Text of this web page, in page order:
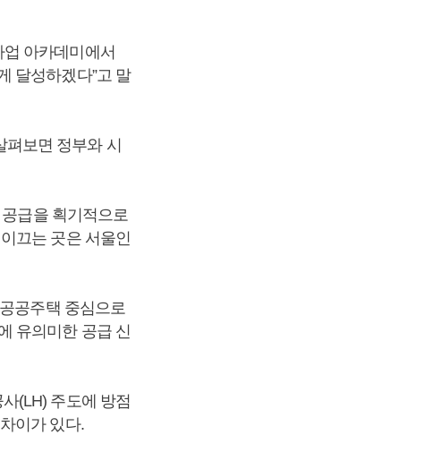
아카데미에서
달성하겠다”고 말
보면 정부와 시
급을 획기적으로
끄는 곳은 서울인
공주택 중심으로
유의미한 공급 신
(LH) 주도에 방점
이가 있다.